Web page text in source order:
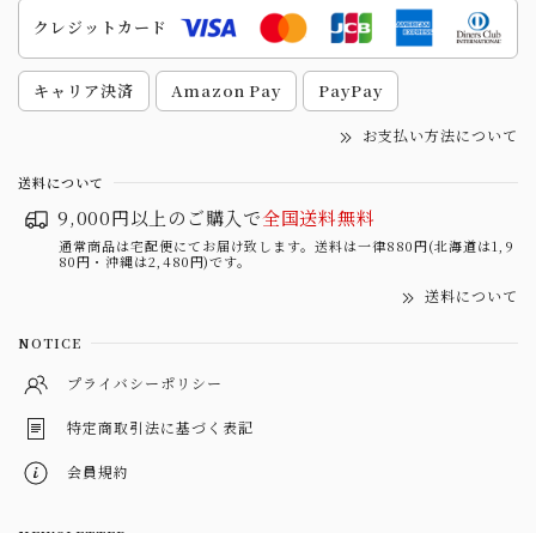
クレジットカード
キャリア決済 Amazon Pay PayPay
お支払い方法について
送料について
9,000円以上のご購入で全国送料無料
通常商品は宅配便にてお届け致します。送料は一律880円(北海道は1,9
80円・沖縄は2,480円)です。
送料について
NOTICE
プライバシーポリシー
特定商取引法に基づく表記
会員規約